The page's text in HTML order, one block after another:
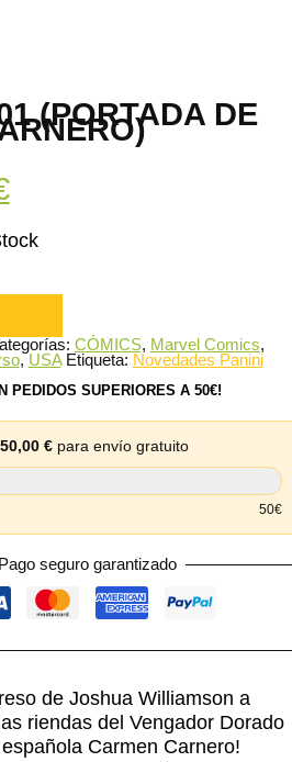
(PORTADA DE
El
precio
6,65 €.CÓMICS, Marvel Comics,
, USA Etiqueta: Novedades Panini
PEDIDOS SUPERIORES A 50€!
50,00 €para envío gratuito
50€
Pago seguro garantizado
de Joshua Williamson a
riendas del Vengador Dorado
Carmen Carnero!